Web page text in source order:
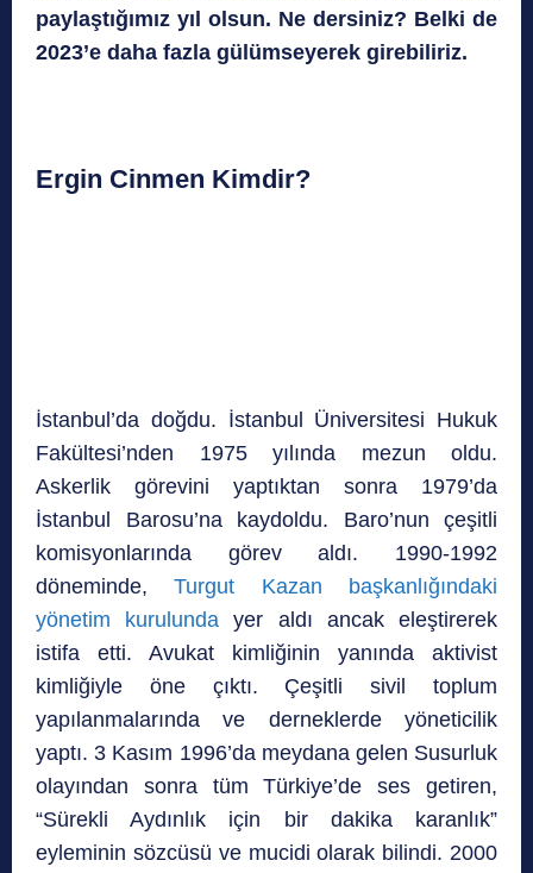
paylaştığımız yıl olsun. Ne dersiniz? Belki de
2023’e daha fazla gülümseyerek girebiliriz.
Ergin Cinmen Kimdir?
İstanbul’da doğdu. İstanbul Üniversitesi Hukuk
Fakültesi’nden 1975 yılında mezun oldu.
Askerlik görevini yaptıktan sonra 1979’da
İstanbul Barosu’na kaydoldu. Baro’nun çeşitli
komisyonlarında görev aldı. 1990-1992
döneminde,Turgut Kazan başkanlığındaki
yönetim kurulunda yer aldı ancak eleştirerek
istifa etti. Avukat kimliğinin yanında aktivist
kimliğiyle öne çıktı. Çeşitli sivil toplum
yapılanmalarında ve derneklerde yöneticilik
yaptı. 3 Kasım 1996’da meydana gelen Susurluk
olayından sonra tüm Türkiye’de ses getiren,
“Sürekli Aydınlık için bir dakika karanlık”
eyleminin sözcüsü ve mucidi olarak bilindi. 2000